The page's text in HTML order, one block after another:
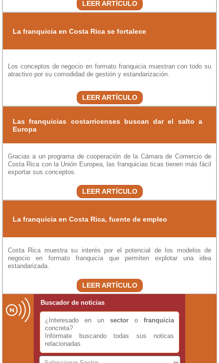
LEER ARTÍCULO
La franquicia en Costa Rica se fortalece
Los conceptos de negocio en formato franquicia muestran con todo su
atractivo por su comodidad de gestión y estandarización.
LEER ARTÍCULO
Las franquicias costarricenses buscan dar el salto a
Europa
Gracias a un programa de cooperación de la Cámara de Comercio de
Costa Rica con la Unión Europea, las franquicias ticas tienen más fácil
exportar sus conceptos.
LEER ARTÍCULO
La franquicia en Costa Rica, fuente de empleo
Costa Rica muestra su interés por el potencial de los modelos de
negocio en formato franquicia que permiten explotar una idea
estandarizada.
LEER ARTÍCULO
Buscador de noticias
¿Interesado en un sector o franquicia
concreta?
Infórmate buscando todas sus noticas
relacionadas